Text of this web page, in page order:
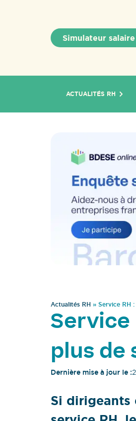
Simulateur salaire
ACTUALITÉS RH
Actualités RH » Service RH
Service
plus de
Dernière mise à jour le :
Si dirigeants